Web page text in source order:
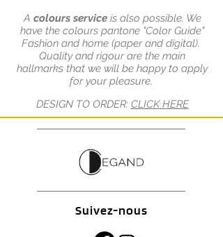
A colours service is also possible. We
have the colours pantone "Color Guide"
Fashion and home (paper and digital).
Quality and rigour are the main
hallmarks that we will be happy to apply
for your pleasure.
DESIGN TO ORDER: CLICK HERE
Suivez-nous